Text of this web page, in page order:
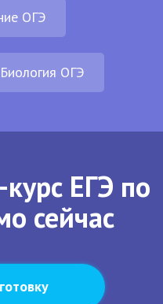
ОГЭ
Биология ОГЭ
ЕГЭ по
сейчас